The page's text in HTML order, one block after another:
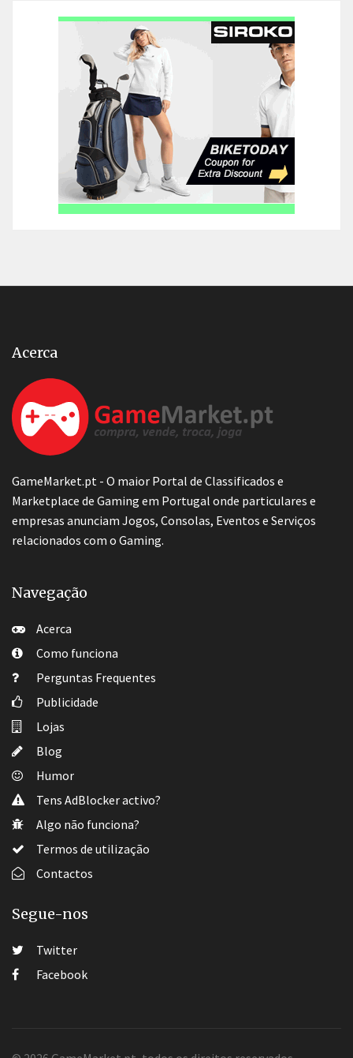
Acerca
GameMarket.pt - O maior Portal de Classificados e
Marketplace de Gaming em Portugal onde particulares e
empresas anunciam Jogos, Consolas, Eventos e Serviços
relacionados com o Gaming.
Navegação
Acerca
Como funciona
Perguntas Frequentes
Publicidade
Lojas
Blog
Humor
Tens AdBlocker activo?
Algo não funciona?
Termos de utilização
Contactos
Segue-nos
Twitter
Facebook